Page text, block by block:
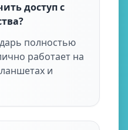
доступ с
полностью
работает на
и